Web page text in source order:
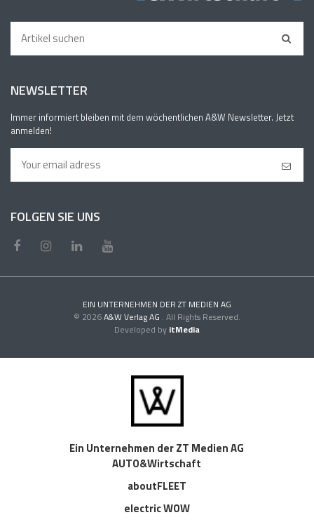
NEWSLETTER
Immer informiert bleiben mit dem wöchentlichen A&W Newsletter. Jetzt
anmelden!
FOLGEN SIE UNS
EIN UNTERNEHMEN DER ZT MEDIEN AG
© 2026A&W Verlag AG . All Rights Reserved.
Developed by itMedia
Ein Unternehmen der ZT Medien AG
AUTO&Wirtschaft
aboutFLEET
electric WOW